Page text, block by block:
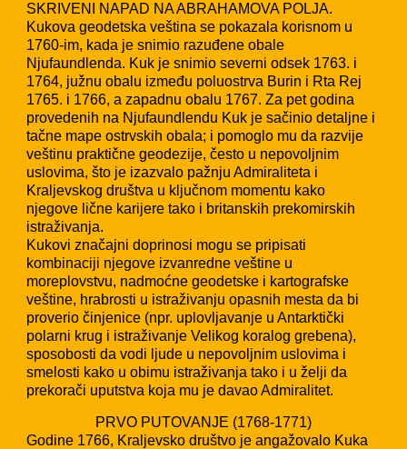
SKRIVENI NAPAD NA ABRAHAMOVA POLJA.
Kukova geodetska veština se pokazala korisnom u
1760-im, kada je snimio razuđene obale
Njufaundlenda. Kuk je snimio severni odsek 1763. i
1764, južnu obalu između poluostrva Burin i Rta Rej
1765. i 1766, a zapadnu obalu 1767. Za pet godina
provedenih na Njufaundlendu Kuk je sačinio detaljne i
tačne mape ostrvskih obala; i pomoglo mu da razvije
veštinu praktične geodezije, često u nepovoljnim
uslovima, što je izazvalo pažnju Admiraliteta i
Kraljevskog društva u ključnom momentu kako
njegove lične karijere tako i britanskih prekomirskih
istraživanja.
Kukovi značajni doprinosi mogu se pripisati
kombinaciji njegove izvanredne veštine u
moreplovstvu, nadmoćne geodetske i kartografske
veštine, hrabrosti u istraživanju opasnih mesta da bi
proverio činjenice (npr. uplovljavanje u Antarktički
polarni krug i istraživanje Velikog koralog grebena),
sposobosti da vodi ljude u nepovoljnim uslovima i
smelosti kako u obimu istraživanja tako i u želji da
prekorači uputstva koja mu je davao Admiralitet.
PRVO PUTOVANJE (1768-1771)
Godine 1766, Kraljevsko društvo je angažovalo Kuka